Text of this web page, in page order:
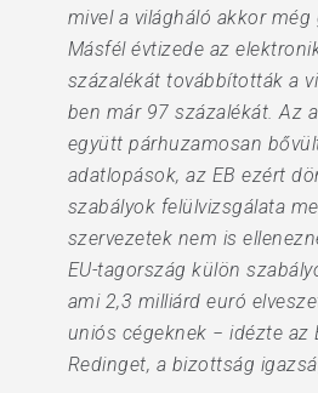
mivel a világháló akkor
Másfél évtizede az
százalékát továbbították a
ben már 97 százalékát. Az
együtt párhuzamosan
adatlopások, az EB ezért
szabályok felülvizsgálata
szervezetek nem is
EU-tagország külön
ami 2,3 milliárd euró
uniós cégeknek − idézte az
Redinget, a bizottság